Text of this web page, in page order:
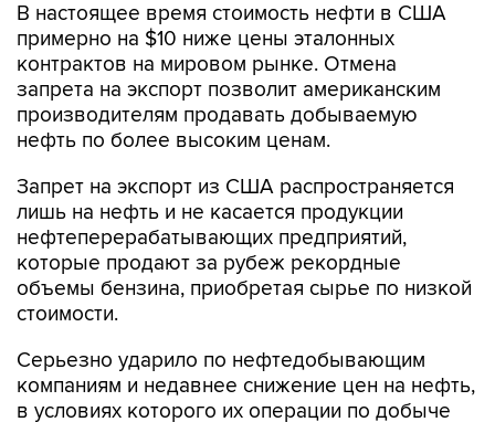
В настоящее время стоимость нефти в США
примерно на $10 ниже цены эталонных
контрактов на мировом рынке. Отмена
запрета на экспорт позволит американским
производителям продавать добываемую
нефть по более высоким ценам.
Запрет на экспорт из США распространяется
лишь на нефть и не касается продукции
нефтеперерабатывающих предприятий,
которые продают за рубеж рекордные
объемы бензина, приобретая сырье по низкой
стоимости.
Серьезно ударило по нефтедобывающим
компаниям и недавнее снижение цен на нефть,
в условиях которого их операции по добыче